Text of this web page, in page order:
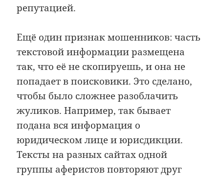
репутацией.
Ещё один признак мошенников: часть
текстовой информации размещена
так, что её не скопируешь, и она не
попадает в поисковики. Это сделано,
чтобы было сложнее разоблачить
жуликов. Например, так бывает
подана вся информация о
юридическом лице и юрисдикции.
Тексты на разных сайтах одной
группы аферистов повторяют друг